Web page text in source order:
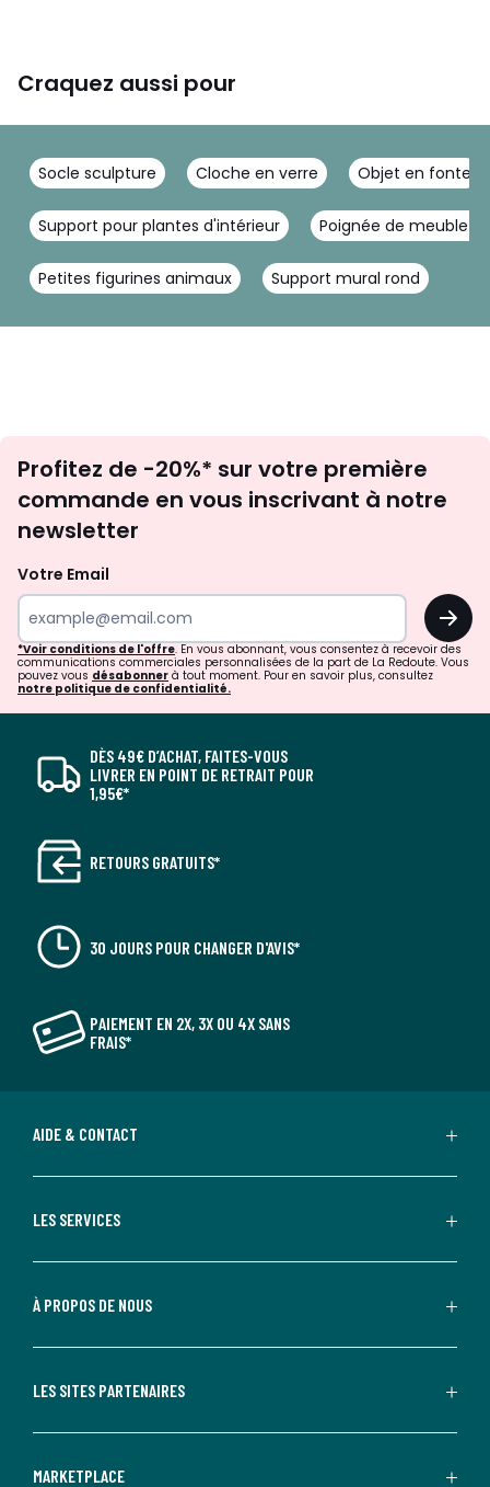
Craquez aussi pour
Socle sculpture Cloche en verre Objet en fonte
Support pour plantes d'intérieur Poignée de meuble
Petites figurines animaux Support mural rond
newsletter
Profitez de -20%* sur votre première
commande en vous inscrivant à notre
newsletter
Votre Email
OK
*Voir conditions de l'offre. En vous abonnant, vous consentez à recevoir des
communications commerciales personnalisées de la part de La Redoute. Vous
pouvez vous désabonner à tout moment. Pour en savoir plus, consultez
notre politique de confidentialité.
DÈS 49€ D’ACHAT, FAITES-VOUS
LIVRER EN POINT DE RETRAIT POUR
1,95€*
RETOURS GRATUITS*
30 JOURS POUR CHANGER D'AVIS*
PAIEMENT EN 2X, 3X OU 4X SANS
FRAIS*
AIDE & CONTACT
LES SERVICES
À PROPOS DE NOUS
LES SITES PARTENAIRES
MARKETPLACE